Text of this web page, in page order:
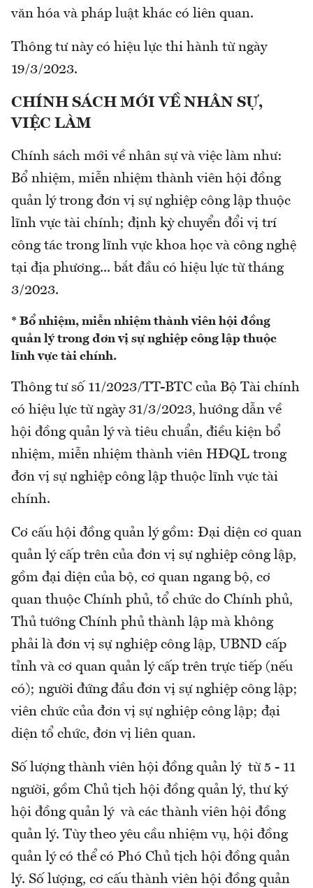
văn hóa và pháp luật khác có liên quan.
Thông tư này có hiệu lực thi hành từ ngày
19/3/2023.
CHÍNH SÁCH MỚI VỀ NHÂN SỰ,
VIỆC LÀM
Chính sách mới về nhân sự và việc làm như:
Bổ nhiệm, miễn nhiệm thành viên hội đồng
quản lý trong đơn vị sự nghiệp công lập thuộc
lĩnh vực tài chính; định kỳ chuyển đổi vị trí
công tác trong lĩnh vực khoa học và công nghệ
tại địa phương... bắt đầu có hiệu lực từ tháng
3/2023.
* Bổ nhiệm, miễn nhiệm thành viên hội đồng
quản lý trong đơn vị sự nghiệp công lập thuộc
lĩnh vực tài chính.
Thông tư số 11/2023/TT-BTC của Bộ Tài chính
có hiệu lực từ ngày 31/3/2023, hướng dẫn về
hội đồng quản lý và tiêu chuẩn, điều kiện bổ
nhiệm, miễn nhiệm thành viên HĐQL trong
đơn vị sự nghiệp công lập thuộc lĩnh vực tài
chính.
Cơ cấu hội đồng quản lý gồm: Đại diện cơ quan
quản lý cấp trên của đơn vị sự nghiệp công lập,
gồm đại diện của bộ, cơ quan ngang bộ, cơ
quan thuộc Chính phủ, tổ chức do Chính phủ,
Thủ tướng Chính phủ thành lập mà không
phải là đơn vị sự nghiệp công lập, UBND cấp
tỉnh và cơ quan quản lý cấp trên trực tiếp (nếu
có); người đứng đầu đơn vị sự nghiệp công lập;
viên chức của đơn vị sự nghiệp công lập; đại
diện tổ chức, đơn vị liên quan.
Số lượng thành viên hội đồng quản lý từ 5 - 11
người, gồm Chủ tịch hội đồng quản lý, thư ký
hội đồng quản lý và các thành viên hội đồng
quản lý. Tùy theo yêu cầu nhiệm vụ, hội đồng
quản lý có thể có Phó Chủ tịch hội đồng quản
lý. Số lượng, cơ cấu thành viên hội đồng quản